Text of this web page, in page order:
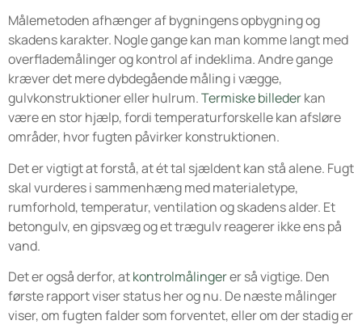
Målemetoden afhænger af bygningens opbygning og
skadens karakter. Nogle gange kan man komme langt med
overflademålinger og kontrol af indeklima. Andre gange
kræver det mere dybdegående måling i vægge,
gulvkonstruktioner eller hulrum.Termiske billederkan
være en stor hjælp, fordi temperaturforskelle kan afsløre
områder, hvor fugten påvirker konstruktionen.
Det er vigtigt at forstå, at ét tal sjældent kan stå alene. Fugt
skal vurderes i sammenhæng med materialetype,
rumforhold, temperatur, ventilation og skadens alder. Et
betongulv, en gipsvæg og et trægulv reagerer ikke ens på
vand.
Det er også derfor, atkontrolmålingerer så vigtige. Den
første rapport viser status her og nu. De næste målinger
viser, om fugten falder som forventet, eller om der stadig er